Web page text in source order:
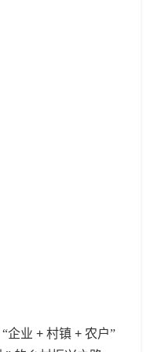
“企业 + 村镇 + 农户”